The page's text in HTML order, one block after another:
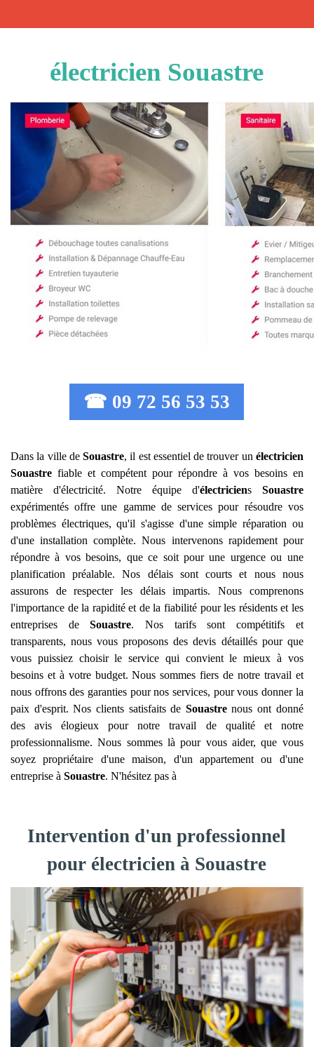
électricien Souastre
☎ 09 72 56 53 53
Dans la ville de Souastre, il est essentiel de trouver un électricien
Souastre fiable et compétent pour répondre à vos besoins en
matière d'électricité. Notre équipe d'électriciens Souastre
expérimentés offre une gamme de services pour résoudre vos
problèmes électriques, qu'il s'agisse d'une simple réparation ou
d'une installation complète. Nous intervenons rapidement pour
répondre à vos besoins, que ce soit pour une urgence ou une
planification préalable. Nos délais sont courts et nous nous
assurons de respecter les délais impartis. Nous comprenons
l'importance de la rapidité et de la fiabilité pour les résidents et les
entreprises deSouastre. Nos tarifs sont compétitifs et
transparents, nous vous proposons des devis détaillés pour que
vous puissiez choisir le service qui convient le mieux à vos
besoins et à votre budget. Nous sommes fiers de notre travail et
nous offrons des garanties pour nos services, pour vous donner la
paix d'esprit. Nos clients satisfaits de Souastrenous ont donné
des avis élogieux pour notre travail de qualité et notre
professionnalisme. Nous sommes là pour vous aider, que vous
soyez propriétaire d'une maison, d'un appartement ou d'une
entreprise à Souastre. N'hésitez pas à
Intervention d'un professionnel
pour électricien à Souastre